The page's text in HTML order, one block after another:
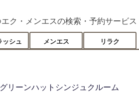
ク・メンエスの検索・予約サービス
ッシュ メンエス リラク
リーンハットシンジュクルーム